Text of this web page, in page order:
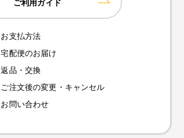
お支払方法
宅配便のお届け
返品・交換
ご注文後の変更・キャンセル
お問い合わせ